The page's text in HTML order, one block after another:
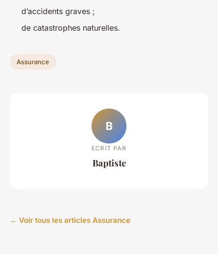
d’accidents graves ;
de catastrophes naturelles.
Assurance
B
ECRIT PAR
Baptiste
← Voir tous les articles Assurance